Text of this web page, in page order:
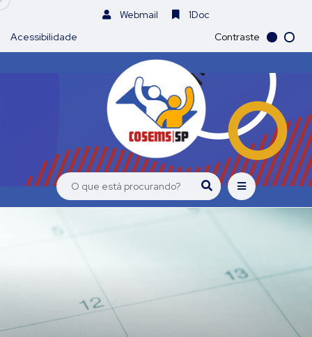
Webmail
1Doc
Acessibilidade
Contraste